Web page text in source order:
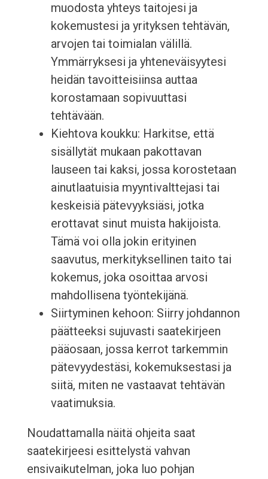
muodosta yhteys taitojesi ja
kokemustesi ja yrityksen tehtävän,
arvojen tai toimialan välillä.
Ymmärryksesi ja yhteneväisyytesi
heidän tavoitteisiinsa auttaa
korostamaan sopivuuttasi
tehtävään.
Kiehtova koukku: Harkitse, että
sisällytät mukaan pakottavan
lauseen tai kaksi, jossa korostetaan
ainutlaatuisia myyntivalttejasi tai
keskeisiä pätevyyksiäsi, jotka
erottavat sinut muista hakijoista.
Tämä voi olla jokin erityinen
saavutus, merkityksellinen taito tai
kokemus, joka osoittaa arvosi
mahdollisena työntekijänä.
Siirtyminen kehoon: Siirry johdannon
päätteeksi sujuvasti saatekirjeen
pääosaan, jossa kerrot tarkemmin
pätevyydestäsi, kokemuksestasi ja
siitä, miten ne vastaavat tehtävän
vaatimuksia.
Noudattamalla näitä ohjeita saat
saatekirjeesi esittelystä vahvan
ensivaikutelman, joka luo pohjan